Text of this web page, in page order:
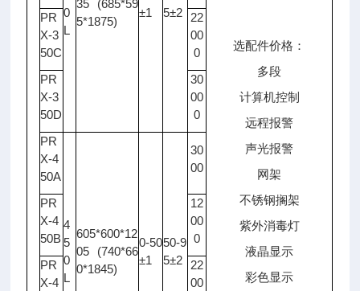
选配件价格：
多段
计算机控制
远程报警
声光报警
网架
不锈钢搁架
紫外消毒灯
液晶显示
彩色显示
0
L
35 (685*59
5*1875)
±1
5±2
PR
X-3
50C
22
00
0
PR
X-3
50D
30
00
0
PR
X-4
50A
4
5
0
L
605*600*12
05 (740*66
0*1845)
0-50
±1
50-9
5±2
30
00
PR
X-4
50B
12
00
0
PR
X-4
22
00